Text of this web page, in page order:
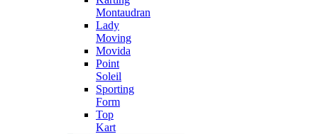
Montaudran
Lady
Moving
Movida
Point
Soleil
Sporting
Form
Top
Kart